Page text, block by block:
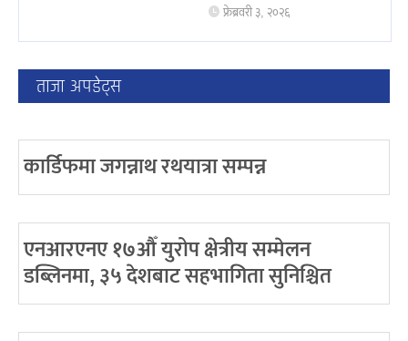
फ्रेब्रवरी ३, २०२६
ताजा अपडेट्स
कार्डिफमा जगन्नाथ रथयात्रा सम्पन्न
एनआरएनए १७औँ युरोप क्षेत्रीय सम्मेलन
डब्लिनमा, ३५ देशबाट सहभागिता सुनिश्चित